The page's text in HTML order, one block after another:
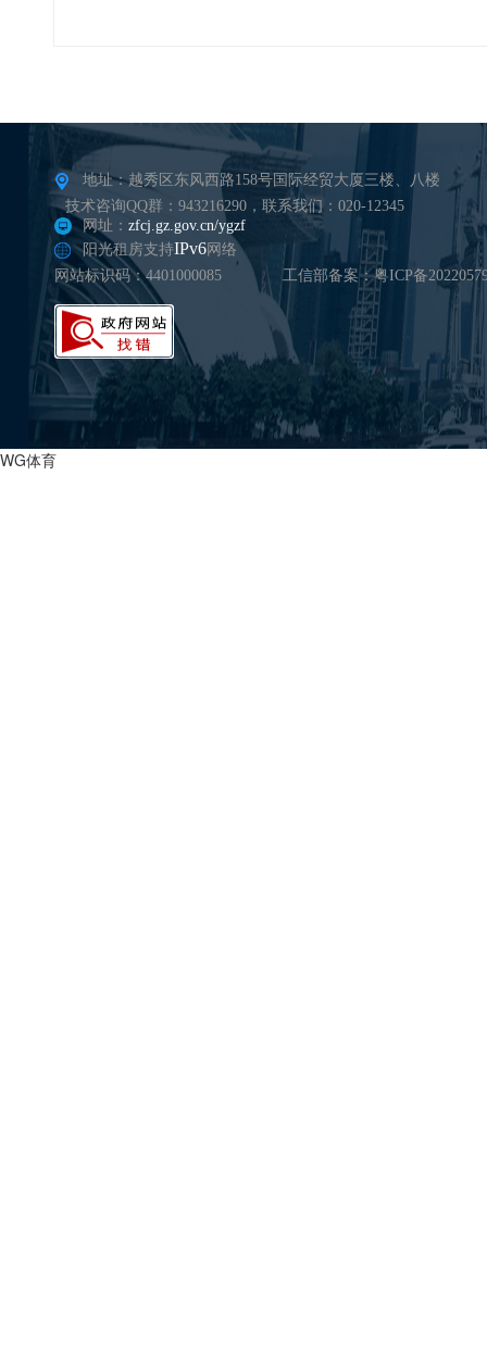
地址：越秀区东风西路158号国际经贸大厦三楼、八楼
技术咨询QQ群：943216290，联系我们：020-12345
网址： zfcj.gz.gov.cn/ygzf
阳光租房支持IPv6网络
网站标识码：4401000085
工信部备案：粤ICP备
WG体育